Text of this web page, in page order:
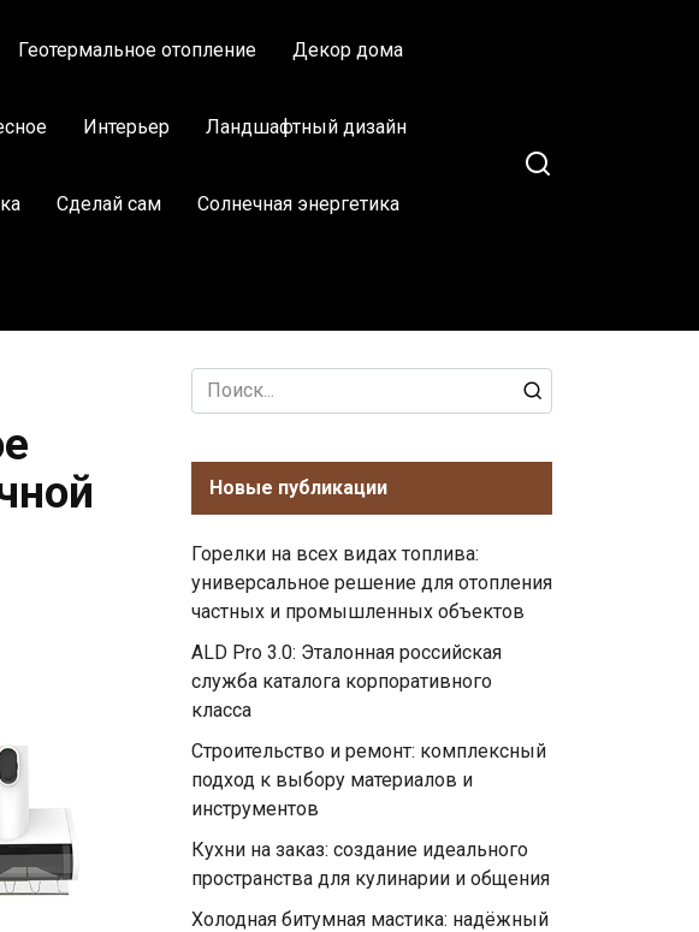
Геотермальное отопление Декор дома
Интерьер Ландшафтный дизайн
Сделай сам Солнечная энергетика
Search
for:
Новые публикации
Горелки на всех видах топлива:
универсальное решение для отопления
частных и промышленных объектов
ALD Pro 3.0: Эталонная российская
служба каталога корпоративного
класса
Строительство и ремонт: комплексный
подход к выбору материалов и
инструментов
Кухни на заказ: создание идеального
пространства для кулинарии и общения
Холодная битумная мастика: надёжный